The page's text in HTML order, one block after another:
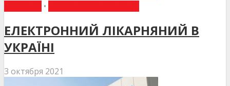
•
ЕЛЕКТРОННИЙ ЛІКАРНЯНИЙ В
УКРАЇНІ
3 октября 2021